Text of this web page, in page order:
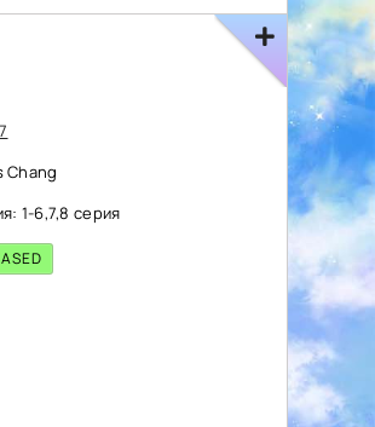
Chang
1-6,7,8 серия